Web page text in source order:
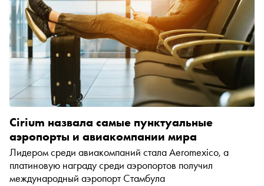
Cirium назвала самые пунктуальные
аэропорты и авиакомпании мира
Лидером среди авиакомпаний стала Aeromexico, а
платиновую награду среди аэропортов получил
международный аэропорт Стамбула